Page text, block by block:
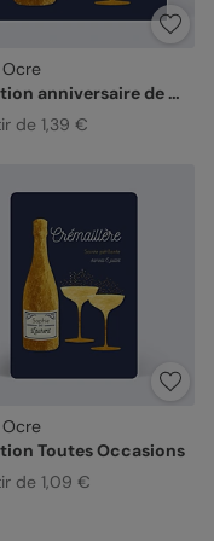
Ocre
Invitation anniversaire de mariage
de 1,39 €
Ocre
Toutes Occasions
de 1,09 €